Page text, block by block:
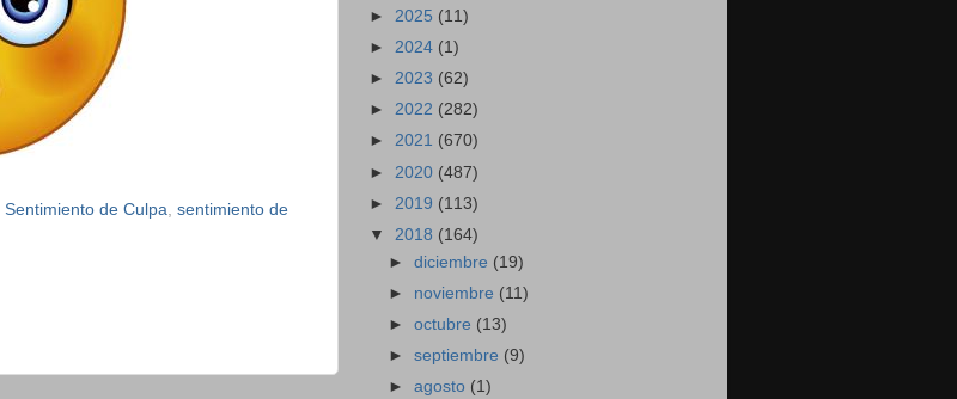
Sentimiento de Culpa, sentimiento de
► 2025 (11)
► 2024 (1)
► 2023 (62)
► 2022 (282)
► 2021 (670)
► 2020 (487)
► 2019 (113)
▼ 2018 (164)
►diciembre (19)
► noviembre (11)
►octubre (13)
►septiembre (9)
►agosto (1)